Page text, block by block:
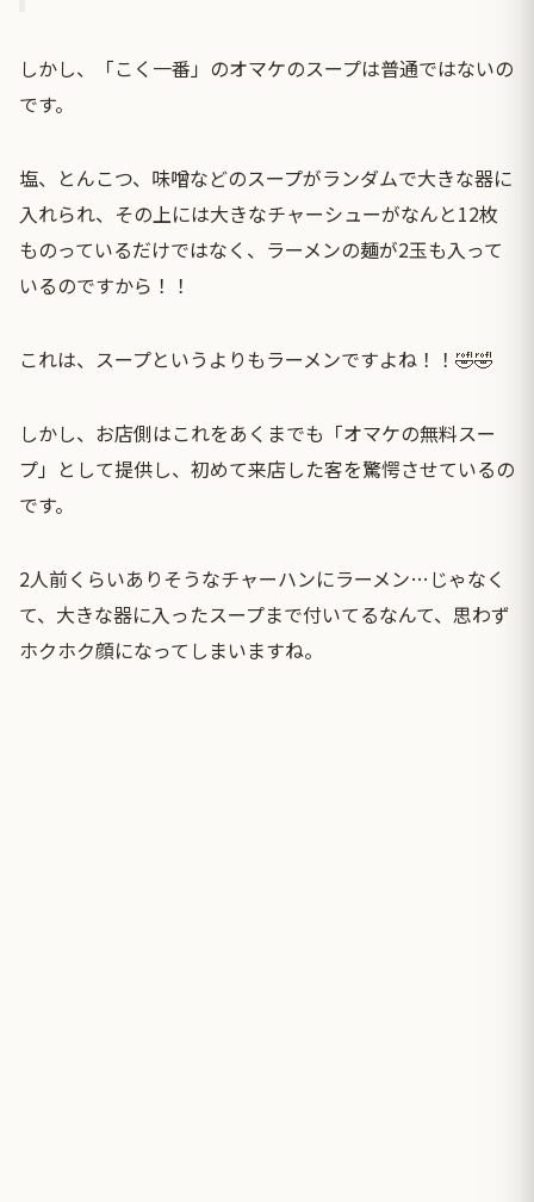
しかし、「こく一番」のオマケのスープは普通ではないの
です。
塩、とんこつ、味噌などのスープがランダムで大きな器に
入れられ、その上には大きなチャーシューがなんと12枚
ものっているだけではなく、ラーメンの麺が2玉も入って
いるのですから！！
これは、スープというよりもラーメンですよね！！🤣🤣
しかし、お店側はこれをあくまでも「オマケの無料スー
プ」として提供し、初めて来店した客を驚愕させているの
です。
2人前くらいありそうなチャーハンにラーメン…じゃなく
て、大きな器に入ったスープまで付いてるなんて、思わず
ホクホク顔になってしまいますね。